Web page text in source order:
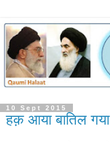
10 Sept 2015
हक़ आया बातिल गया